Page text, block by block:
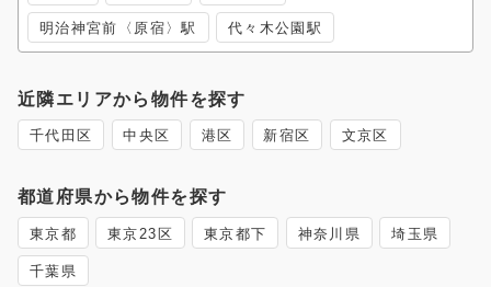
明治神宮前〈原宿〉駅 代々木公園駅
近隣エリアから物件を探す
千代田区 中央区 港区 新宿区 文京区
都道府県から物件を探す
東京都 東京23区 東京都下 神奈川県 埼玉県
千葉県